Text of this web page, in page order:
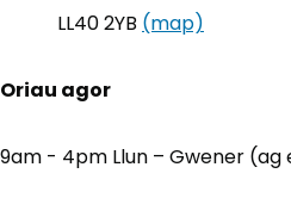
LL40 2YB (map)
Oriau agor
9am - 4pm Llun – Gwener (ag